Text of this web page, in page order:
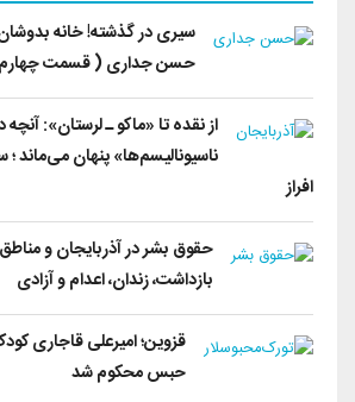
سیری در گذشته! خانه
حسن جداری ( قسمت چهارم
از نقده تا «ماکو ـ لرستان»:
ناسیونالیسم‌ها» پنهان
افراز
حقوق بشر در آذربایجان و
بازداشت، زندان، اعدام و آزادی
حبس محکوم شد